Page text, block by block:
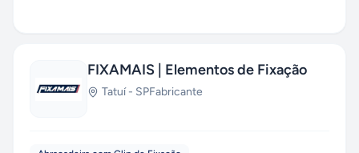
FIXAMAIS | Elementos de Fixação
Tatuí- SPFabricante